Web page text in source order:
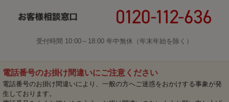
受付時間 10:00～18:00 年中無休（年末年始を除く）
電話番号のお掛け間違いにご注意ください
電話番号のお掛け間違いにより、一般の方へご迷惑をおかけする事象が発
生しております。